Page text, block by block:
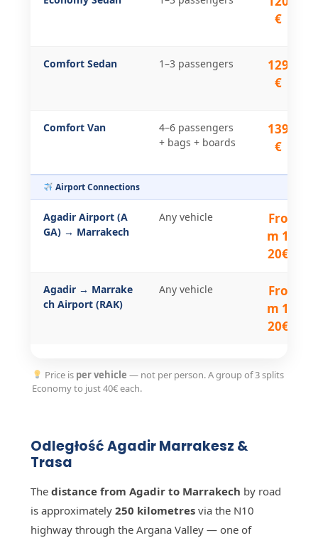
€
Comfort Sedan 1–3 passengers
129
€
Comfort Van
4–6 passengers
+ bags + boards
139
€
Airport Connections
Agadir Airport (A
GA) → Marrakech
Any vehicle
Fro
m 1
20€
Agadir → Marrake
ch Airport (RAK)
Any vehicle
Fro
m 1
20€
Price is per vehicle — not per person. A group of 3 splits
Economy to just 40€ each.
Odległość Agadir Marrakesz &
Trasa
The distance from Agadir to Marrakech by road
is approximately 250 kilometresvia the N10
highway through the Argana Valley — one of